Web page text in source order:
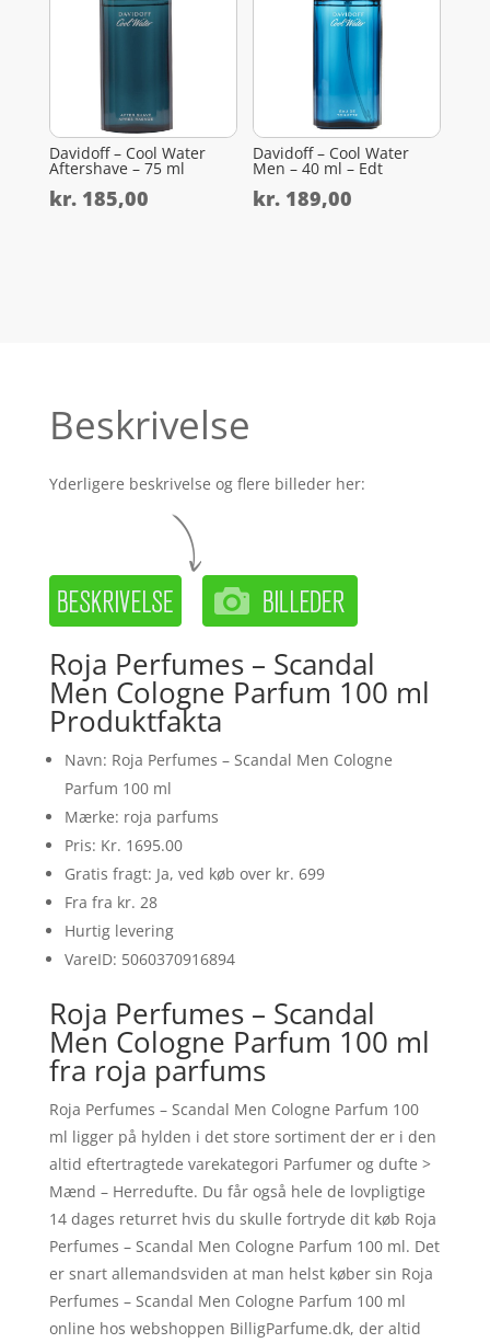
Davidoff – Cool Water
Aftershave – 75 ml
kr.185,00
Davidoff – Cool Water
Men – 40 ml – Edt
kr. 189,00
Beskrivelse
Yderligere beskrivelse og flere billeder her:
Roja Perfumes – Scandal
Men Cologne Parfum 100 ml
Produktfakta
Navn: Roja Perfumes – Scandal Men Cologne
Parfum 100 ml
Mærke: roja parfums
Pris: Kr. 1695.00
Gratis fragt: Ja, ved køb over kr. 699
Fra fra kr. 28
Hurtig levering
VareID: 5060370916894
Roja Perfumes – Scandal
Men Cologne Parfum 100 ml
fra roja parfums
Roja Perfumes – Scandal Men Cologne Parfum 100
ml ligger på hylden i det store sortiment der er i den
altid eftertragtede varekategori Parfumer og dufte >
Mænd – Herredufte. Du får også hele de lovpligtige
14 dages returret hvis du skulle fortryde dit køb Roja
Perfumes – Scandal Men Cologne Parfum 100 ml. Det
er snart allemandsviden at man helst køber sin Roja
Perfumes – Scandal Men Cologne Parfum 100 ml
online hos webshoppen BilligParfume.dk, der altid